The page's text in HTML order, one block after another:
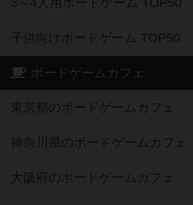
3～4人用ボードゲーム TOP50
子供向けボードゲーム TOP50
ボードゲームカフェ
東京都のボードゲームカフェ
神奈川県のボードゲームカフェ
大阪府のボードゲームカフェ